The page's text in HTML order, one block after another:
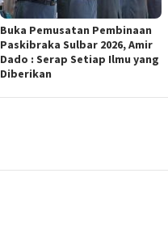
Buka Pemusatan Pembinaan
Paskibraka Sulbar 2026, Amir
Dado : Serap Setiap Ilmu yang
Diberikan